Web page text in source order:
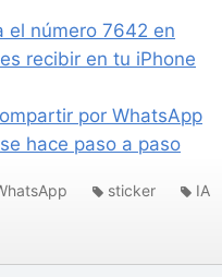
el número 7642 en
recibir en tu iPhone
por WhatsApp
hace paso a paso
sticker IA